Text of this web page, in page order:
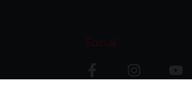
Social